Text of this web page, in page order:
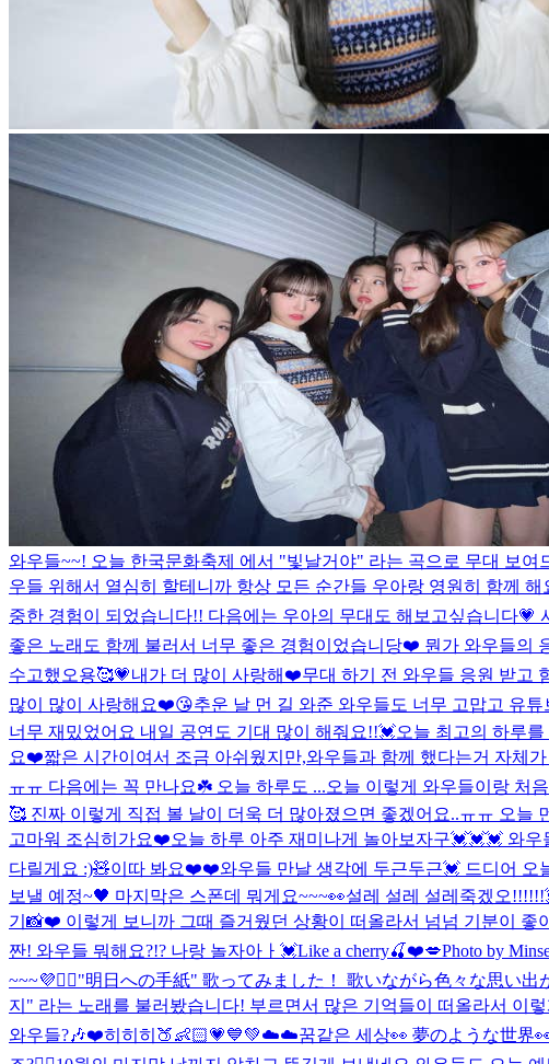
와우들~~! 오늘 한국문화축제 에서 "빛날거야" 라는 곡으로 무대 보
우들 위해서 열심히 할테니까 항상 모든 순간들 우아랑 영원히 함께
중한 경험이 되었습니다!! 다음에는 우아의 무대도 해보고싶습니다💗
좋은 노래도 함께 불러서 너무 좋은 경험이었습니당❤️ 뭔가 와우들의
수고했오용🥰💗내가 더 많이 사랑해❤️무대 하기 전 와우들 응원 받고
많이 많이 사랑해요❤️😘추운 날 먼 길 와준 와우들도 너무 고맙고 유
너무 재밌었어요 내일 공연도 기대 많이 해줘요!!💓오늘 최고의 하루
요❤️짧은 시간이여서 조금 아쉬웠지만,와우들과 함께 했다는거 자체
ㅠㅠ 다음에는 꼭 만나요☘️ 오늘 하루도 ...오늘 이렇게 와우들이랑 처
🥰 진짜 이렇게 직접 볼 날이 더욱 더 많아졌으면 좋겠어요..ㅠㅠ 오
고마워 조심히가요❤️오늘 하루 아주 재미나게 놀아보자구💓💓💓 와우
다릴게요 :)🧸이따 봐요❤️❤️와우들 만날 생각에 두근두근💓 드디어
보낼 예정~🖤 마지막은 스폰데 뭐게요~~~👀설레 설레 설레죽겠오
기📸❤️ 이렇게 보니까 그때 즐거웠던 상황이 떠올라서 넘넘 기분이
짠! 와우들 뭐해요?!? 나랑 놀자아ㅏ💓Like a cherry🍒❤️💋Photo by
~~~💜🙆‍♀️"明日への手紙" 歌ってみました！ 歌いながら色々な思い
지" 라는 노래를 불러봤습니다! 부르면서 많은 기억들이 떠올라서 이
와우들?🎶❤️히히히🍑👶🏻💗💙💚☁️☁️꿈같은 세상👀 夢のような世界